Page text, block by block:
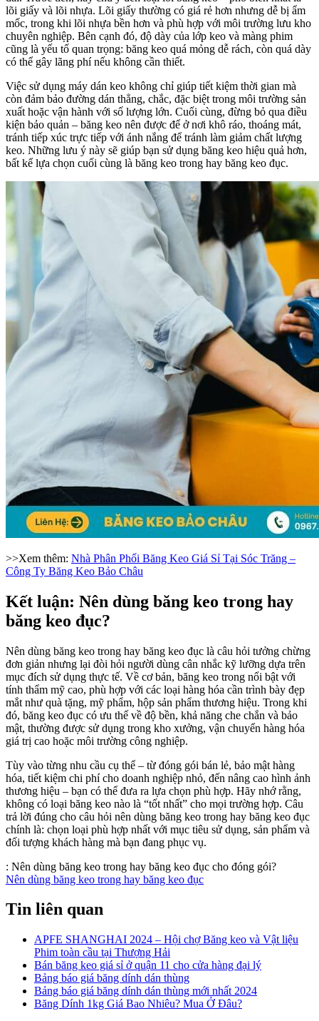
lõi giấy và lõi nhựa. Lõi giấy thường có giá rẻ hơn nhưng dễ bị ẩm
mốc, trong khi lõi nhựa bền hơn và phù hợp với môi trường lưu kho
chuyên nghiệp. Bên cạnh đó, độ dày của lớp keo và màng phim
cũng là yếu tố quan trọng: băng keo quá mỏng dễ rách, còn quá dày
có thể gây lãng phí nếu không cần thiết.
Việc sử dụng máy dán keo không chỉ giúp tiết kiệm thời gian mà
còn đảm bảo đường dán thẳng, chắc, đặc biệt trong môi trường sản
xuất hoặc vận hành với số lượng lớn. Cuối cùng, đừng bỏ qua điều
kiện bảo quản – băng keo nên được để ở nơi khô ráo, thoáng mát,
tránh tiếp xúc trực tiếp với ánh nắng để tránh làm giảm chất lượng
keo. Những lưu ý này sẽ giúp bạn sử dụng băng keo hiệu quả hơn,
bất kể lựa chọn cuối cùng là băng keo trong hay băng keo đục.
>>Xem thêm: Nhà Phân Phối Băng Keo Giá Sỉ Tại Sóc Trăng –
Công Ty Băng Keo Bảo Châu
Kết luận: Nên dùng băng keo trong hay
băng keo đục?
Nên dùng băng keo trong hay băng keo đục là câu hỏi tưởng chừng
đơn giản nhưng lại đòi hỏi người dùng cân nhắc kỹ lưỡng dựa trên
mục đích sử dụng thực tế. Về cơ bản, băng keo trong nổi bật với
tính thẩm mỹ cao, phù hợp với các loại hàng hóa cần trình bày đẹp
mắt như quà tặng, mỹ phẩm, hộp sản phẩm thương hiệu. Trong khi
đó, băng keo đục có ưu thế về độ bền, khả năng che chắn và bảo
mật, thường được sử dụng trong kho xưởng, vận chuyển hàng hóa
giá trị cao hoặc môi trường công nghiệp.
Tùy vào từng nhu cầu cụ thể – từ đóng gói bán lẻ, bảo mật hàng
hóa, tiết kiệm chi phí cho doanh nghiệp nhỏ, đến nâng cao hình ảnh
thương hiệu – bạn có thể đưa ra lựa chọn phù hợp. Hãy nhớ rằng,
không có loại băng keo nào là “tốt nhất” cho mọi trường hợp. Câu
trả lời đúng cho câu hỏi nên dùng băng keo trong hay băng keo đục
chính là: chọn loại phù hợp nhất với mục tiêu sử dụng, sản phẩm và
đối tượng khách hàng mà bạn đang phục vụ.
: Nên dùng băng keo trong hay băng keo đục cho đóng gói?
Nên dùng băng keo trong hay băng keo đục
Tin liên quan
APFE SHANGHAI 2024 – Hội chợ Băng keo và Vật liệu
Phim toàn cầu tại Thượng Hải
Bán băng keo giá sỉ ở quận 11 cho cửa hàng đại lý
Bảng báo giá băng dính dán thùng
Bảng báo giá băng dính dán thùng mới nhất 2024
Băng Dính 1kg Giá Bao Nhiêu? Mua Ở Đâu?